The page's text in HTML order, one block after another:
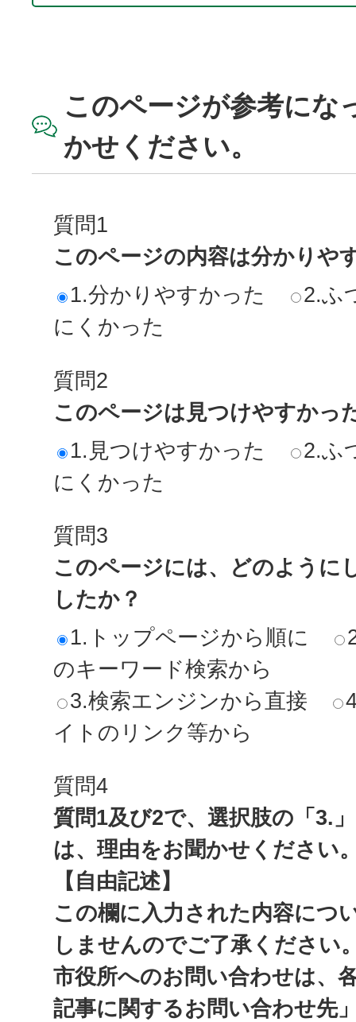
このページが参考にな
かせください。
質問1
このページの内容は分かりや
1.分かりやすかった
2.ふ
にくかった
質問2
このページは見つけやすかっ
1.見つけやすかった
2.ふ
にくかった
質問3
このページには、どのように
したか？
1.トップページから順に
のキーワード検索から
3.検索エンジンから直接
イトのリンク等から
質問4
質問1及び2で、選択肢の「3.
は、理由をお聞かせください
【自由記述】
この欄に入力された内容につ
しませんのでご了承ください
市役所へのお問い合わせは、
記事に関するお問い合わせ先